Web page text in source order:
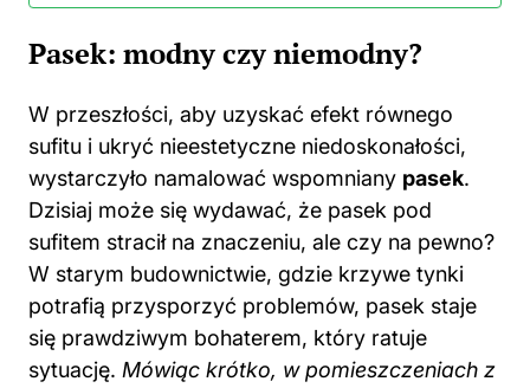
Pasek: modny czy niemodny?
W przeszłości, aby uzyskać efekt równego
sufitu i ukryć nieestetyczne niedoskonałości,
wystarczyło namalować wspomniany pasek.
Dzisiaj może się wydawać, że pasek pod
sufitem stracił na znaczeniu, ale czy na pewno?
W starym budownictwie, gdzie krzywe tynki
potrafią przysporzyć problemów, pasek staje
się prawdziwym bohaterem, który ratuje
sytuację. Mówiąc krótko, w pomieszczeniach z